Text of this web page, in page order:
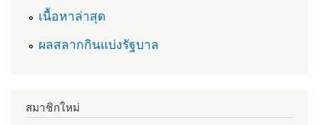
เนื้อหาล่าสุด
ผลสลากกินแบ่งรัฐบาล
สมาชิกใหม่